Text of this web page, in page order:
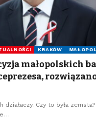
KRAKÓW
małopolskich
działaczy. Czy to była zemsta?